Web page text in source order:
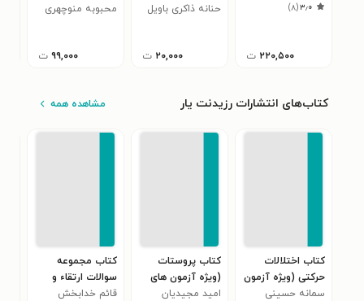
۳٫۰(۸)
۲۲۰,۵۰۰ ت
اسرارآمیز
حنانه ذاکری باویل
۲۰,۰۰۰ ت
محبوبه منوچهری
۹۹,۰۰۰ ت
کتاب‌های انتشارات رزیدنت یار مشاهده همه
کتاب اختلالات
حرکتی (ویژه آزمون
های 1405)
سمانه حسینی
کتاب پروستات
(ویژه آزمون های
1405)
امید مجیدیان
کتاب مجموعه
سوالات ارتقاء و
بورد تخصصی گوش،
قائم خدابخش